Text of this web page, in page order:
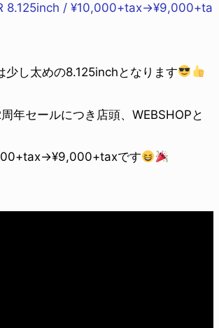
8.125inch / ¥10,000+tax→¥9,000+ta
少し太めの8.125inchとなります
年セールにつき店頭、WEBSHOPと
です